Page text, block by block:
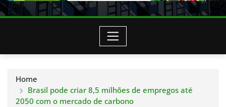
Home
Brasil pode criar 8,5 milhões de empregos até
2050 com o mercado de carbono